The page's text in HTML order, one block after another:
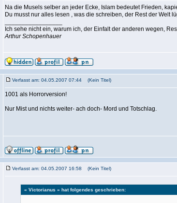
Na die Musels selber an jeder Ecke, Islam bedeutet Frieden,
Du musst nur alles lesen , was die schreiben, der Rest der Welt
Ich sehe nicht ein, warum ich, der Einfalt der anderen wegen,
Arthur Schopenhauer
Verfasst am: 04.05.2007 07:44 (Kein Titel)
1001 als Horrorversion!
Nur Mist und nichts weiter- ach doch- Mord und Totschlag.
Verfasst am: 04.05.2007 16:58 (Kein Titel)
« Victorianus » hat folgendes geschrieben: